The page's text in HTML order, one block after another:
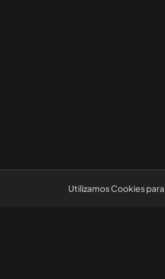
Utilizamos Cookies